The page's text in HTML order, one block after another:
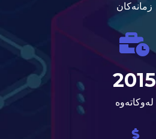
زمانەکان
2015
لەوکاتەوە